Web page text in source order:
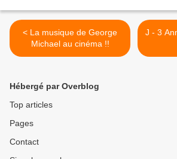
< La musique de George
Michael au cinéma !!
J - 3
Hébergé par Overblog
Top articles
Pages
Contact